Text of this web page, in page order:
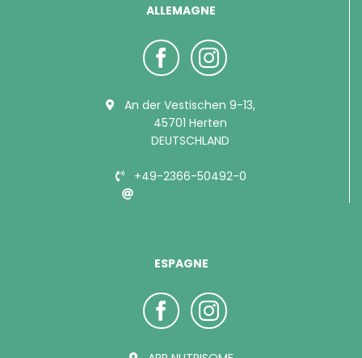
ALLEMAGNE
An der Vestischen 9-13,
45701 Herten
DEUTSCHLAND
+49-2366-50492-0
ESPAGNE